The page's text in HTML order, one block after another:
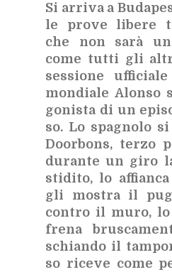
Si ar­ri­va a
le pro­ve li­be­re
che non sarà
come tut­ti gli
ses­sio­ne
mon­dia­le Alon­so
go­ni­sta di un
so. Lo spa­gno­lo
Door­bons, ter­zo
du­ran­te un giro
sti­di­to, lo
gli mo­stra il
con­tro il muro, lo
fre­na
schian­do il
so ri­ce­ve come